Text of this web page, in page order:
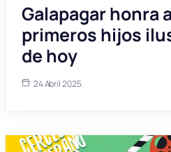
Galapagar honra
primeros hijos
de hoy
24 Abril 2025